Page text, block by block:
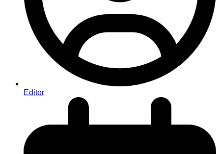
Editor